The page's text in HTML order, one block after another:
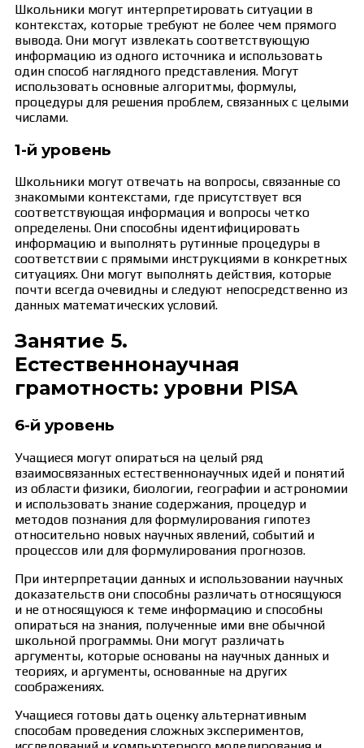
Школьники могут интерпретировать ситуации в
контекстах, которые требуют не более чем прямого
вывода. Они могут извлекать соответствующую
информацию из одного источника и использовать
один способ наглядного представления. Могут
использовать основные алгоритмы, формулы,
процедуры для решения проблем, связанных с целыми
числами.
1-й уровень
Школьники могут отвечать на вопросы, связанные со
знакомыми контекстами, где присутствует вся
соответствующая информация и вопросы четко
определены. Они способны идентифицировать
информацию и выполнять рутинные процедуры в
соответствии с прямыми инструкциями в конкретных
ситуациях. Они могут выполнять действия, которые
почти всегда очевидны и следуют непосредственно из
данных математических условий.
Занятие 5.
Естественнонаучная
грамотность: уровни PISA
6-й уровень
Учащиеся могут опираться на целый ряд
взаимосвязанных естественнонаучных идей и понятий
из области физики, биологии, географии и астрономии
и использовать знание содержания, процедур и
методов познания для формулирования гипотез
относительно новых научных явлений, событий и
процессов или для формулирования прогнозов.
При интерпретации данных и использовании научных
доказательств они способны различать относящуюся
и не относящуюся к теме информацию и способны
опираться на знания, полученные ими вне обычной
школьной программы. Они могут различать
аргументы, которые основаны на научных данных и
теориях, и аргументы, основанные на других
соображениях.
Учащиеся готовы дать оценку альтернативным
способам проведения сложных экспериментов,